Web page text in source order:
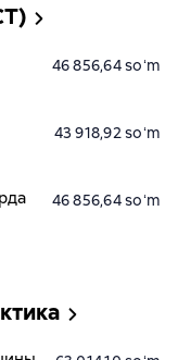
46 856,64 soʻm
43 918,92 soʻm
46 856,64 soʻm